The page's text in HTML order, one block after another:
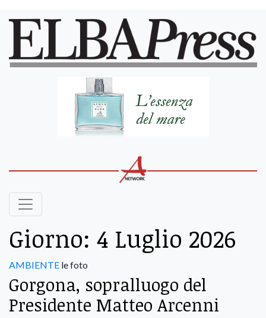
Giorno: 4 Luglio 2026
AMBIENTE le foto
Gorgona, sopralluogo del
Presidente Matteo Arcenni